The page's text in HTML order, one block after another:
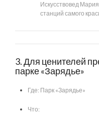
Искусствовед
станций самого
3. Для ценителей
парке «Зарядье»
Где: Парк «Зарядье»
Что: